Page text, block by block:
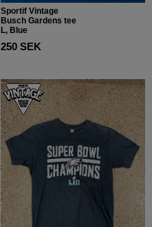
Sportif Vintage
Busch Gardens tee
L, Blue
250 SEK